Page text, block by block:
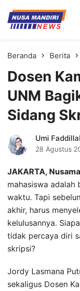
Kampus
Universitas Nusa
Beranda Berita
Dosen
UNM
Sidang
Umi
28 Agustus
JAKARTA,
mahasiswa adalah
waktu. Tapi
akhir, harus
kelulusannya.
tidak percaya diri
skripsi?
Jordy Lasmana
sekaligus Dosen